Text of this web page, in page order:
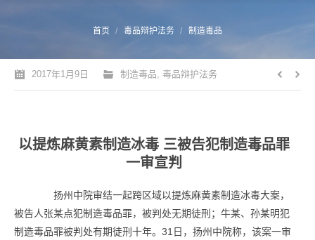
首页 毒品辩护法务 制造毒品
2017年1月9日 制造毒品, 毒品辩护法务
以提炼麻黄素制造冰毒 三被告犯制造毒品罪
一审宣判
扬州中院审结一起跨区域以提炼麻黄素制造冰毒大案，
被告人张某点犯制造毒品罪，被判处无期徒刑；牛某、孙某明犯
制造毒品罪被判处有期徒刑十年。31日，扬州中院称，该案一审